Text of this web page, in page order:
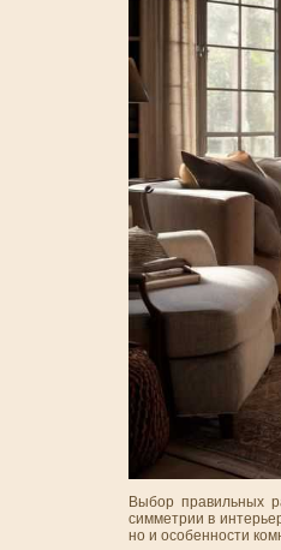
Выбор правильных
симметрии в
но и особенности